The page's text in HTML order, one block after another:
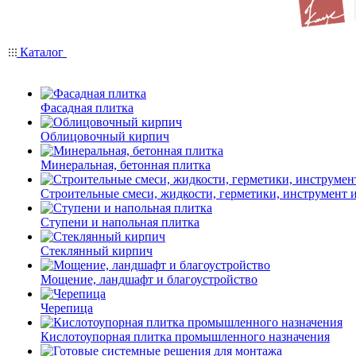
Каталог
Фасадная плитка
Облицовочный кирпич
Минеральная, бетонная плитка
Строительные смеси, жидкости, герметики, инструмент
Ступени и напольная плитка
Cтеклянный кирпич
Мощение, ландшафт и благоустройство
Черепица
Кислотоупорная плитка промышленного назначения